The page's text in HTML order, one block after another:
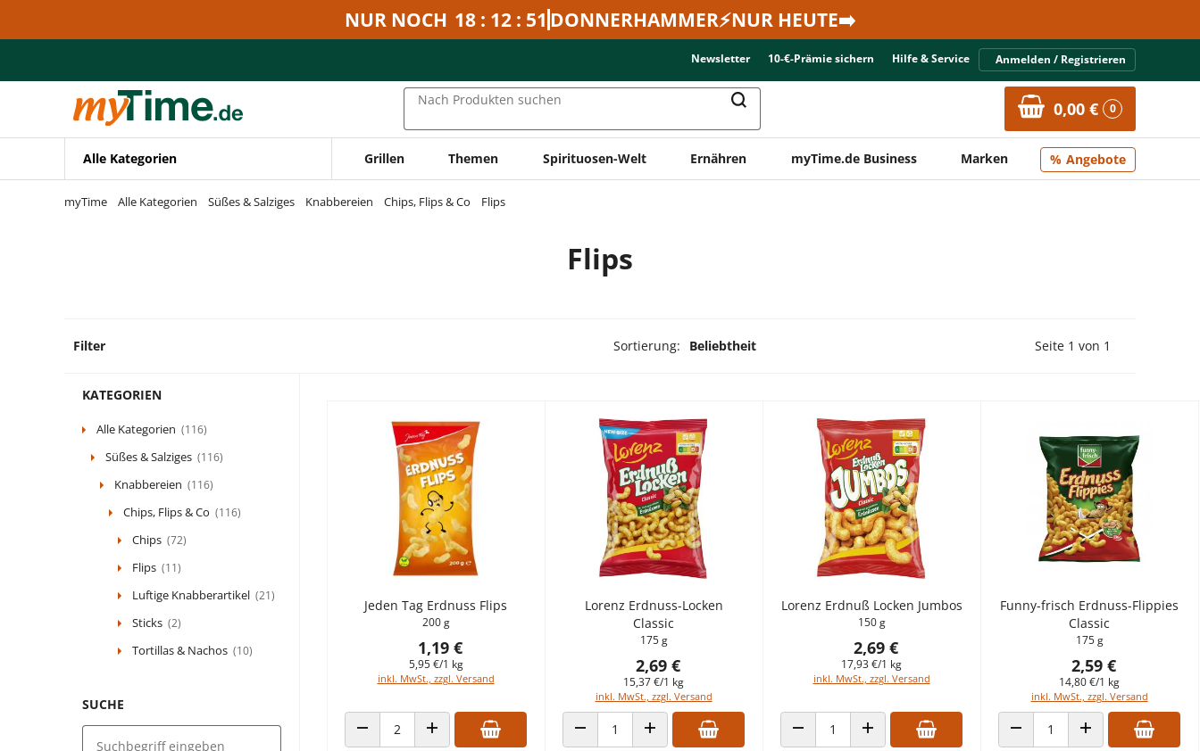
Zur Navigation springen
NUR NOCH 18 : 12 : 51 DONNERHAMMER⚡NUR HEUTE➡️
Newsletter 10-€-Prämie sichern Hilfe & Service Anmelden / Registrieren
Nach Produkten suchen 0,00 € 0
Alle Kategorien Grillen Themen Spirituosen-Welt Ernähren myTime.de Business Marken Angebote
myTime Alle Kategorien Süßes & Salziges Knabbereien Chips, Flips & Co Flips
Flips
Filter Sortierung: Beliebtheit Vorherige Seite
Seite 1 von 1
KATEGORIEN
Alle Kategorien (116)
Süßes & Salziges (116)
Knabbereien (116)
Chips, Flips & Co (116)
Chips (72)
Flips (11)
Luftige Knabberartikel (21)
Sticks (2)
Tortillas & Nachos (10)
SUCHE
Jeden Tag Erdnuss Flips
200 g
1,19 €
5,95 €/1 kg
inkl. MwSt., zzgl. Versand
ANZAHL VERRINGERNANZAHL ERHÖHEN
Lorenz Erdnuss-Locken
Classic
175 g
2,69 €
15,37 €/1 kg
inkl. MwSt., zzgl. Versand
ANZAHL VERRINGERNANZAHL ERHÖHEN
Lorenz Erdnuß Locken Jumbos
150 g
2,69 €
17,93 €/1 kg
inkl. MwSt., zzgl. Versand
ANZAHL VERRINGERNANZAHL ERHÖHEN
Funny-frisch Erdnuss-Flippies
Classic
175 g
2,59 €
14,80 €/1 kg
inkl. MwSt., zzgl. Versand
ANZAHL VERRINGERNANZAHL ERHÖHEN